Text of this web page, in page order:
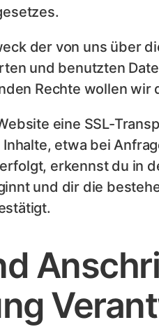
der von uns über
und benutzten
Rechte wollen wir
eine SSL-
etwa bei
erkennst du in
und dir die